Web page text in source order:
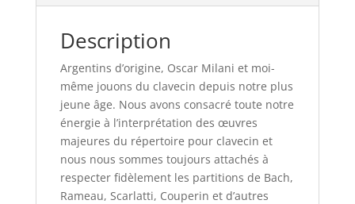
Description
Argentins d’origine, Oscar Milani et moi-
même jouons du clavecin depuis notre plus
jeune âge. Nous avons consacré toute notre
énergie à l’interprétation des œuvres
majeures du répertoire pour clavecin et
nous nous sommes toujours attachés à
respecter fidèlement les partitions de Bach,
Rameau, Scarlatti, Couperin et d’autres